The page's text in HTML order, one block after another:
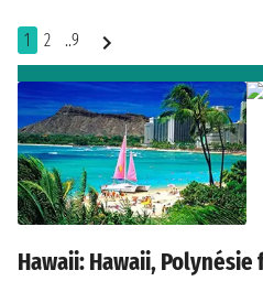
1 2 ..9
Hawaii: Hawaii, Polynésie